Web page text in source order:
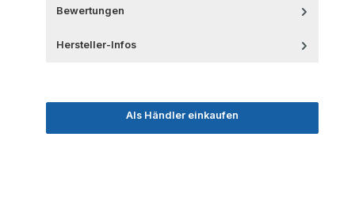
Bewertungen
Hersteller-Infos
Als Händler einkaufen